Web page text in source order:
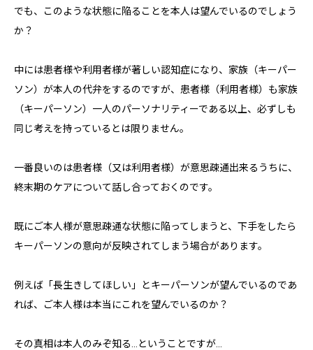
でも、このような状態に陥ることを本人は望んでいるのでしょう
か？
中には患者様や利用者様が著しい認知症になり、家族（キーパー
ソン）が本人の代弁をするのですが、患者様（利用者様）も家族
（キーパーソン）一人のパーソナリティーである以上、必ずしも
同じ考えを持っているとは限りません。
一番良いのは患者様（又は利用者様）が意思疎通出来るうちに、
終末期のケアについて話し合っておくのです。
既にご本人様が意思疎通な状態に陥ってしまうと、下手をしたら
キーパーソンの意向が反映されてしまう場合があります。
例えば「長生きしてほしい」とキーパーソンが望んでいるのであ
れば、ご本人様は本当にこれを望んでいるのか？
その真相は本人のみぞ知る…ということですが…